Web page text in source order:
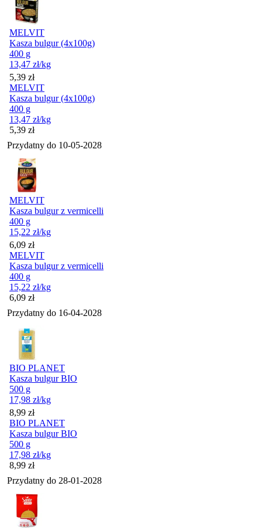
MELVIT
Kasza bulgur (4x100g)
400 g
13,47 zł/kg
Cena
5,39 zł
MELVIT
Kasza bulgur (4x100g)
400 g
13,47 zł/kg
Cena
5,39 zł
Przydatny do 10-05-2028
MELVIT
Kasza bulgur z vermicelli
400 g
15,22 zł/kg
Cena
6,09 zł
MELVIT
Kasza bulgur z vermicelli
400 g
15,22 zł/kg
Cena
6,09 zł
Przydatny do 16-04-2028
BIO PLANET
Kasza bulgur BIO
500 g
17,98 zł/kg
Cena
8,99 zł
BIO PLANET
Kasza bulgur BIO
500 g
17,98 zł/kg
Cena
8,99 zł
Przydatny do 28-01-2028